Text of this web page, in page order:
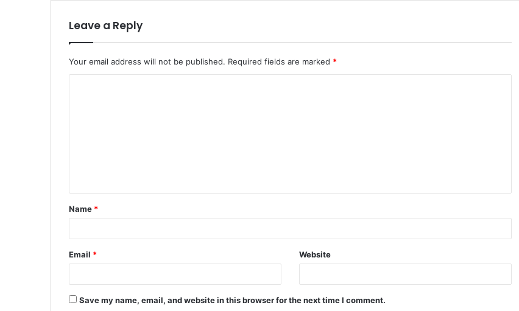
Leave a Reply
Your email address will not be published. Required fields are marked *
t
*
Name *
Email * Website
Save my name, email, and website in this browser for the next time I comment.